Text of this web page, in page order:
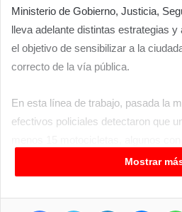
Ministerio de Gobierno, Justicia,
lleva adelante distintas estrategias
el objetivo de sensibilizar a la
correcto de la vía pública.
En esta línea de trabajo, pasada la
efectivos policiales detectaron que
desplazaban por las rutas
Avenidas del microcentro y calles
realizando maniobras peligrosas a
Mostrar